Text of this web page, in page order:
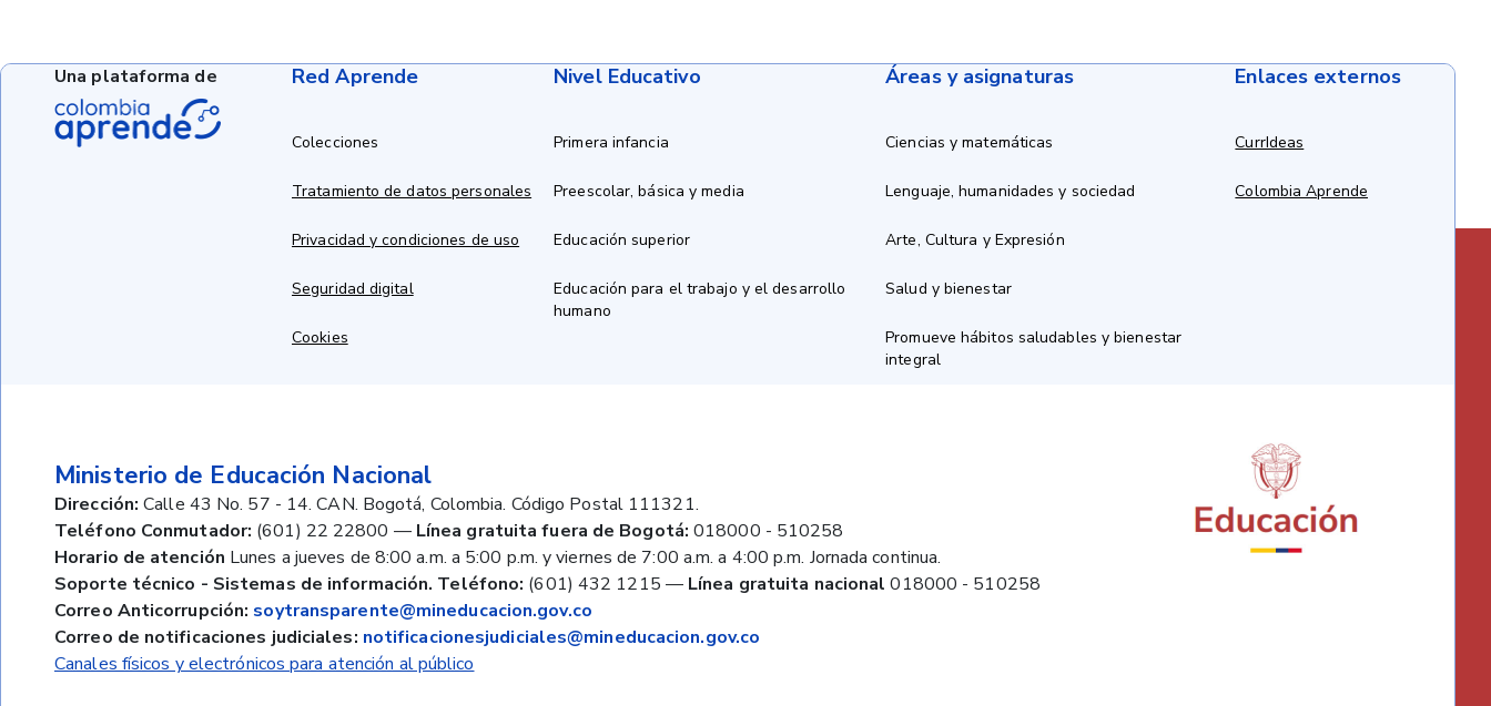
Red Aprende
Colecciones
Tratamiento de datos personales
Privacidad y condiciones de uso
Seguridad digital
Cookies
Nivel Educativo
Primera infancia
Preescolar, básica y media
Educación superior
Educación para el trabajo y el desarrollo
humano
Áreas y asignaturas
Ciencias y matemáticas
Lenguaje, humanidades y sociedad
Arte, Cultura y Expresión
Salud y bienestar
Promueve hábitos saludables y bienestar
integral
Enlaces externos
CurrIdeas
Colombia Aprende
Ministerio de Educación Nacional
Dirección: Calle 43 No. 57 - 14. CAN. Bogotá, Colombia. Código Postal 111321.
Teléfono Conmutador: (601) 22 22800 — Línea gratuita fuera de Bogotá: 018000 - 510258
Horario de atención Lunes a jueves de 8:00 a.m. a 5:00 p.m. y viernes de 7:00 a.m. a 4:00 p.m. Jornada continua.
Soporte técnico - Sistemas de información. Teléfono: (601) 432 1215 — Línea gratuita nacional 018000 - 510258
Correo Anticorrupción: soytransparente@mineducacion.gov.co
Correo de notificaciones judiciales: notificacionesjudiciales@mineducacion.gov.co
Canales físicos y electrónicos para atención al público
Una plataforma de